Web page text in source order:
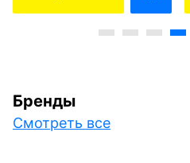
Бренды
Смотреть все